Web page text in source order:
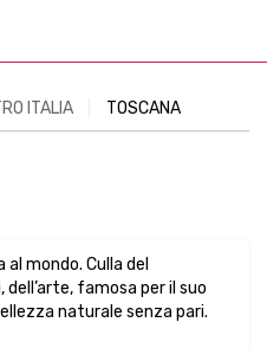
ITALIA TOSCANA
al mondo. Culla del
famosa per il suo
naturale senza pari.